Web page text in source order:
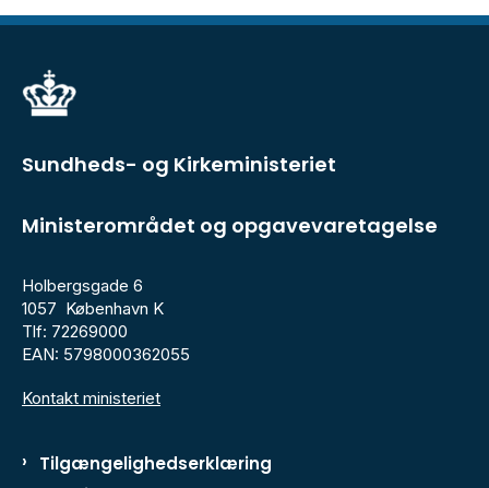
Sundheds- og Kirkeministeriet
Ministerområdet og opgavevaretagelse
Holbergsgade 6
1057 København K
Tlf: 72269000
EAN: 5798000362055
Kontakt ministeriet
Tilgængelighedserklæring